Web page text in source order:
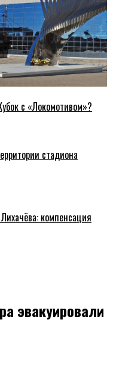
с «Локомотивом»?
стадиона
компенсация
эвакуировали